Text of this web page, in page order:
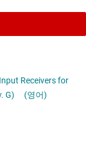
Receivers for
G)
(영어)